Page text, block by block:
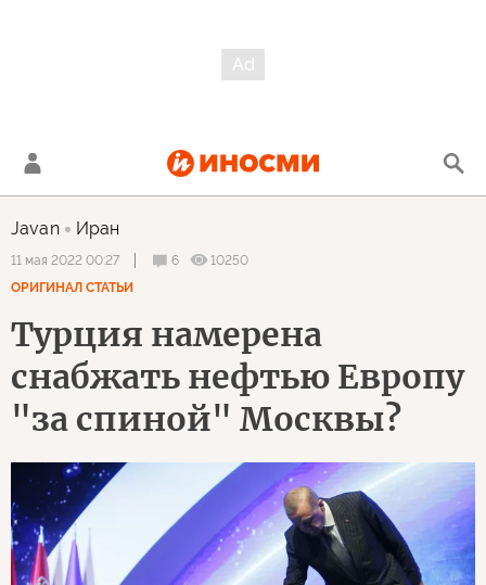
Javan Иран
11 мая 2022 00:27 6
10250
ОРИГИНАЛ СТАТЬИ
Турция намерена
снабжать нефтью Европу
"за спиной" Москвы?